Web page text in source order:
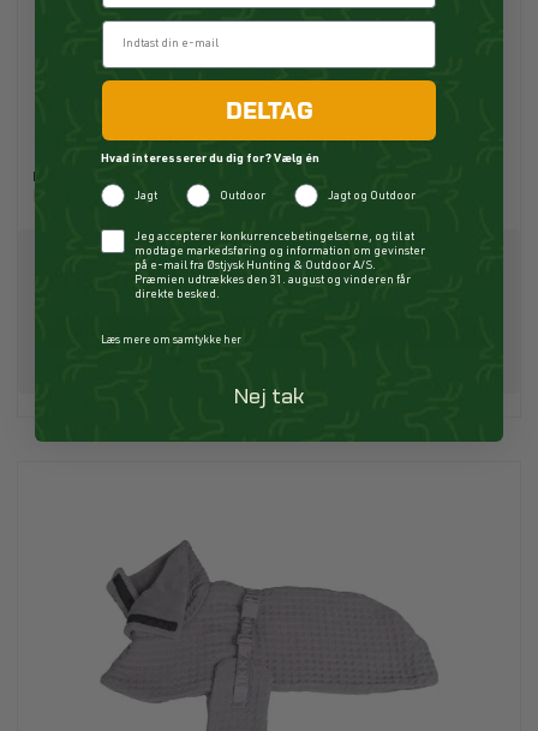
Paikka Hunde Tørredragt Spa Taupe
Paikka
Pris fra735,00 DKK
DELTAG
Hvad interesserer du dig for? Vælg én
Jagt Outdoor Jagt og Outdoor
CheckboxJeg accepterer konkurrencebetingelserne, og til at
modtage markedsføring og information om gevinster
på e-mail fra Østjysk Hunting & Outdoor A/S.
Præmien udtrækkes den 31. august og vinderen får
direkte besked.
Læs mere om samtykke her
Nej tak